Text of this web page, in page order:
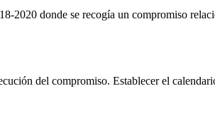
2020 donde se recogía un compromiso
del compromiso. Establecer el